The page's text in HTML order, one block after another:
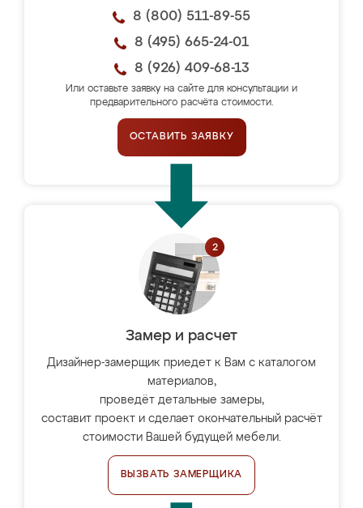
8 (800) 511-89-55
8 (495) 665-24-01
8 (926) 409-68-13
Или оставьте заявку на сайте для консультации и
предварительного расчёта стоимости.
ОСТАВИТЬ ЗАЯВКУ
Замер и расчет
Дизайнер-замерщик приедет к Вам с каталогом
материалов,
проведёт детальные замеры,
составит проект и сделает окончательный расчёт
стоимости Вашей будущей мебели.
ВЫЗВАТЬ ЗАМЕРЩИКА